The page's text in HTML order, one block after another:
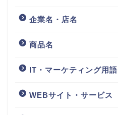
企業名・店名
商品名
IT・マーケティング用語
WEBサイト・サービス